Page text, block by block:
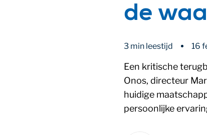
de
3 min leestijd 16
Een kritische
Onos, directeur
huidige
persoonlijke